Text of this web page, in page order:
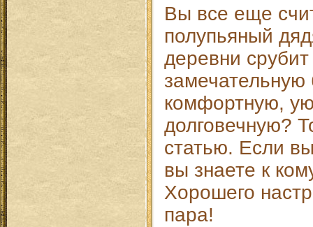
Вы все еще
полупьяный
деревни
замечательную
комфортную,
долговечную?
статью. Если
вы знаете к
Хорошего
пара!